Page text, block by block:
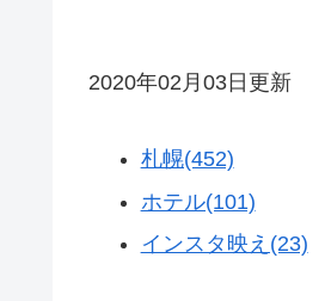
2020年02月03日更新
札幌(452)
ホテル(101)
インスタ映え(23)